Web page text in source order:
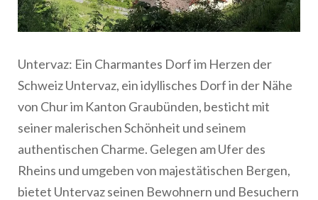
Untervaz: Ein Charmantes Dorf im Herzen der
Schweiz Untervaz, ein idyllisches Dorf in der Nähe
von Chur im Kanton Graubünden, besticht mit
seiner malerischen Schönheit und seinem
authentischen Charme. Gelegen am Ufer des
Rheins und umgeben von majestätischen Bergen,
bietet Untervaz seinen Bewohnern und Besuchern